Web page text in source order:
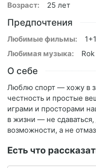
Возраст:
25 лет
Предпочтения
Любимые фильмы:
Любимая музыка:
Rok
О себе
Люблю спорт — хожу в
честность и простые
играми и просторами
в жизни — не
возможности, а не
Есть что